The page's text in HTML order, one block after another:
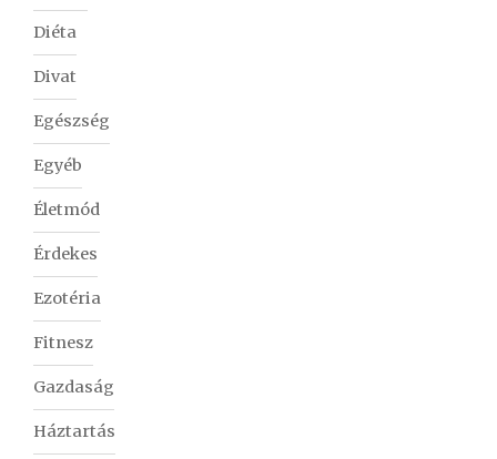
Diéta
Divat
Egészség
Egyéb
Életmód
Érdekes
Ezotéria
Fitnesz
Gazdaság
Háztartás